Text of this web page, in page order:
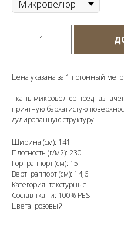
Цена указана за 1 погонный метр.
Ткань микровелюр
приятную бархатистую
дулированную структуру.
Ширина (см): 141
Плотность (г/м2): 230
Гор. раппорт (см): 15
Верт. раппорт (см): 14,6
Категория: текстурные
Состав ткани: 100% PES
Цвета: розовый